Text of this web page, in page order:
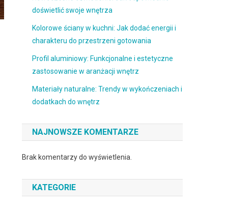
doświetlić swoje wnętrza
Kolorowe ściany w kuchni: Jak dodać energii i
charakteru do przestrzeni gotowania
Profil aluminiowy: Funkcjonalne i estetyczne
zastosowanie w aranżacji wnętrz
Materiały naturalne: Trendy w wykończeniach i
dodatkach do wnętrz
NAJNOWSZE KOMENTARZE
Brak komentarzy do wyświetlenia.
KATEGORIE